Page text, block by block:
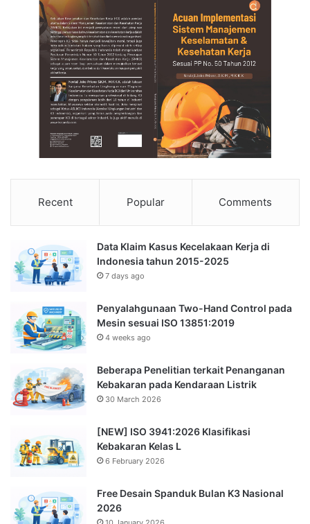
Recent Popular Comments
Data Klaim Kasus Kecelakaan Kerja di
Indonesia tahun 2015-2025
7 days ago
Penyalahgunaan Two-Hand Control pada
Mesin sesuai ISO 13851:2019
4 weeks ago
Beberapa Penelitian terkait Penanganan
Kebakaran pada Kendaraan Listrik
30 March 2026
[NEW] ISO 3941:2026 Klasifikasi
Kebakaran Kelas L
6 February 2026
Free Desain Spanduk Bulan K3 Nasional
2026